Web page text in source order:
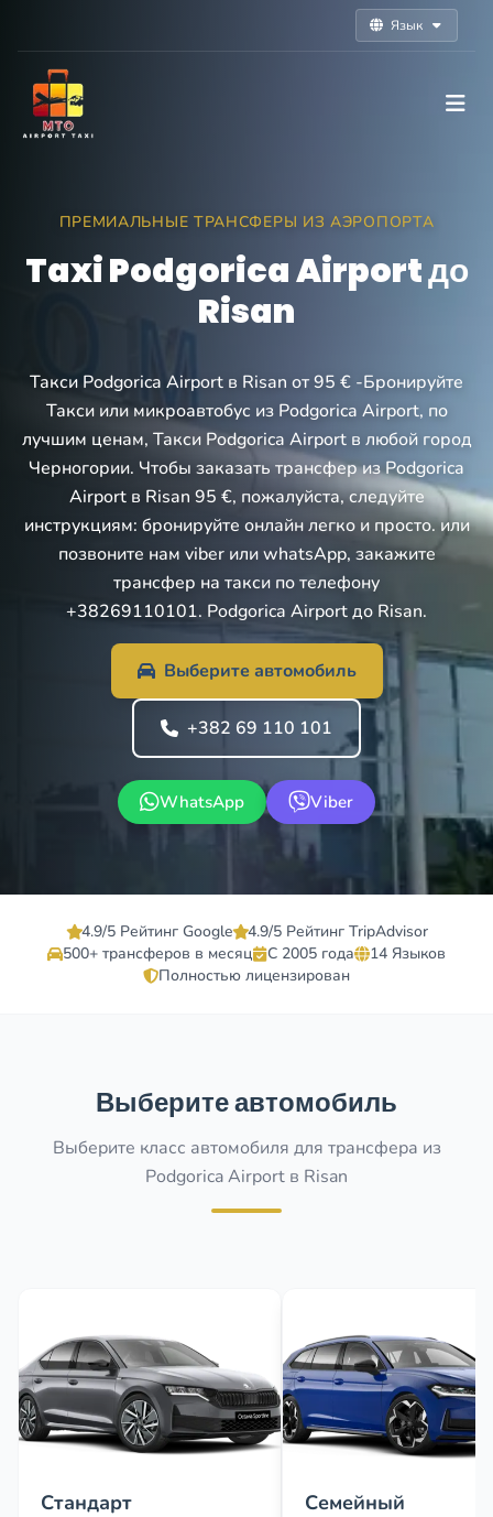
Язык
ПРЕМИАЛЬНЫЕ ТРАНСФЕРЫ ИЗ АЭРОПОРТА
Taxi Podgorica Airport до
Risan
Такси Podgorica Airport в Risan от 95 € -Бронируйте
Такси или микроавтобус из Podgorica Airport, по
лучшим ценам, Такси Podgorica Airport в любой город
Черногории. Чтобы заказать трансфер из Podgorica
Airport в Risan 95 €, пожалуйста, следуйте
инструкциям: бронируйте онлайн легко и просто. или
позвоните нам viber или whatsApp, закажите
трансфер на такси по телефону
+38269110101. Podgorica Airport до Risan.
Выберите автомобиль
+382 69 110 101
WhatsApp Viber
4.9/5 Рейтинг Google
4.9/5 Рейтинг TripAdvisor
500+ трансферов в месяц
С 2005 года
14 Языков
Полностью лицензирован
Выберите автомобиль
Выберите класс автомобиля для трансфера из
Podgorica Airport в Risan
Стандарт Семейный